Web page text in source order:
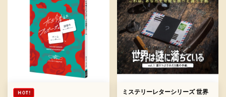
ミステリーレターシリーズ 世界